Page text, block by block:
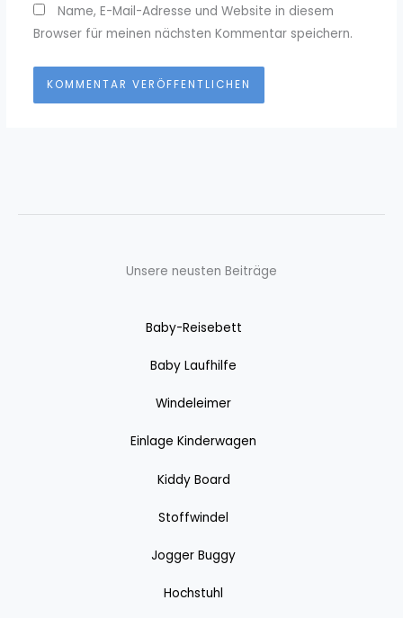
Name, E-Mail-Adresse und Website in diesem
Browser für meinen nächsten Kommentar speichern.
Unsere neusten Beiträge
Baby-Reisebett
Baby Laufhilfe
Windeleimer
Einlage Kinderwagen
Kiddy Board
Stoffwindel
Jogger Buggy
Hochstuhl